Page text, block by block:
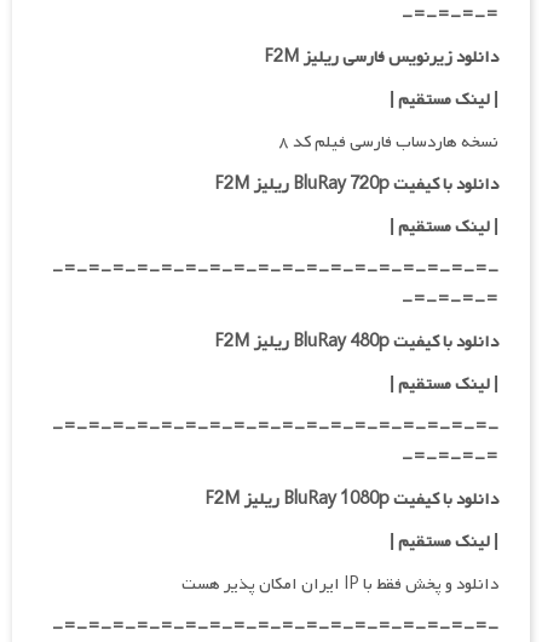
=-=-=-=-
دانلود زیرنویس فارسی ریلیز F2M
| لینک مستقیم|
نسخه هاردساب فارسی فیلم کد ۸
دانلود با کیفیت BluRay 720p ریلیز F2M
| لینک مستقیم|
-=-=-=-=-=-=-=-=-=-=-=-=-=-=-=-=-=-=-
=-=-=-=-
دانلود با کیفیت BluRay 480p ریلیز F2M
| لینک مستقیم|
-=-=-=-=-=-=-=-=-=-=-=-=-=-=-=-=-=-=-
=-=-=-=-
دانلود با کیفیت BluRay 1080p ریلیز F2M
|لینک مستقیم|
دانلود و پخش فقط با IP ایران امکان پذیر هست
-=-=-=-=-=-=-=-=-=-=-=-=-=-=-=-=-=-=-